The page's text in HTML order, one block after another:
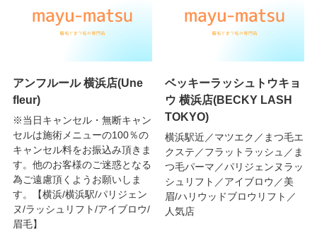
アンフルール 横浜店(Une
fleur)
※当日キャンセル・無断キャン
セルは施術メニューの100％の
キャンセル料をお振込み頂きま
す。他のお客様のご迷惑となる
為ご遠慮頂くようお願いしま
す。【横浜/横浜駅/パリジェン
ヌ/ラッシュリフト/アイブロウ/
眉毛】
ベッキーラッシュトウキョ
ウ 横浜店(BECKY LASH
TOKYO)
横浜駅近／マツエク／まつ毛エ
クステ／フラットラッシュ／ま
つ毛パーマ／パリジェンヌラッ
シュリフト／アイブロウ／美
眉/ハリウッドブロウリフト／
人気店